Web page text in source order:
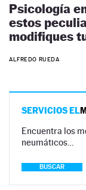
Psicología
estos
modifiques
ALFREDO RUEDA
SERVICIOS EL
Encuentra los
neumáticos…
BUSCAR